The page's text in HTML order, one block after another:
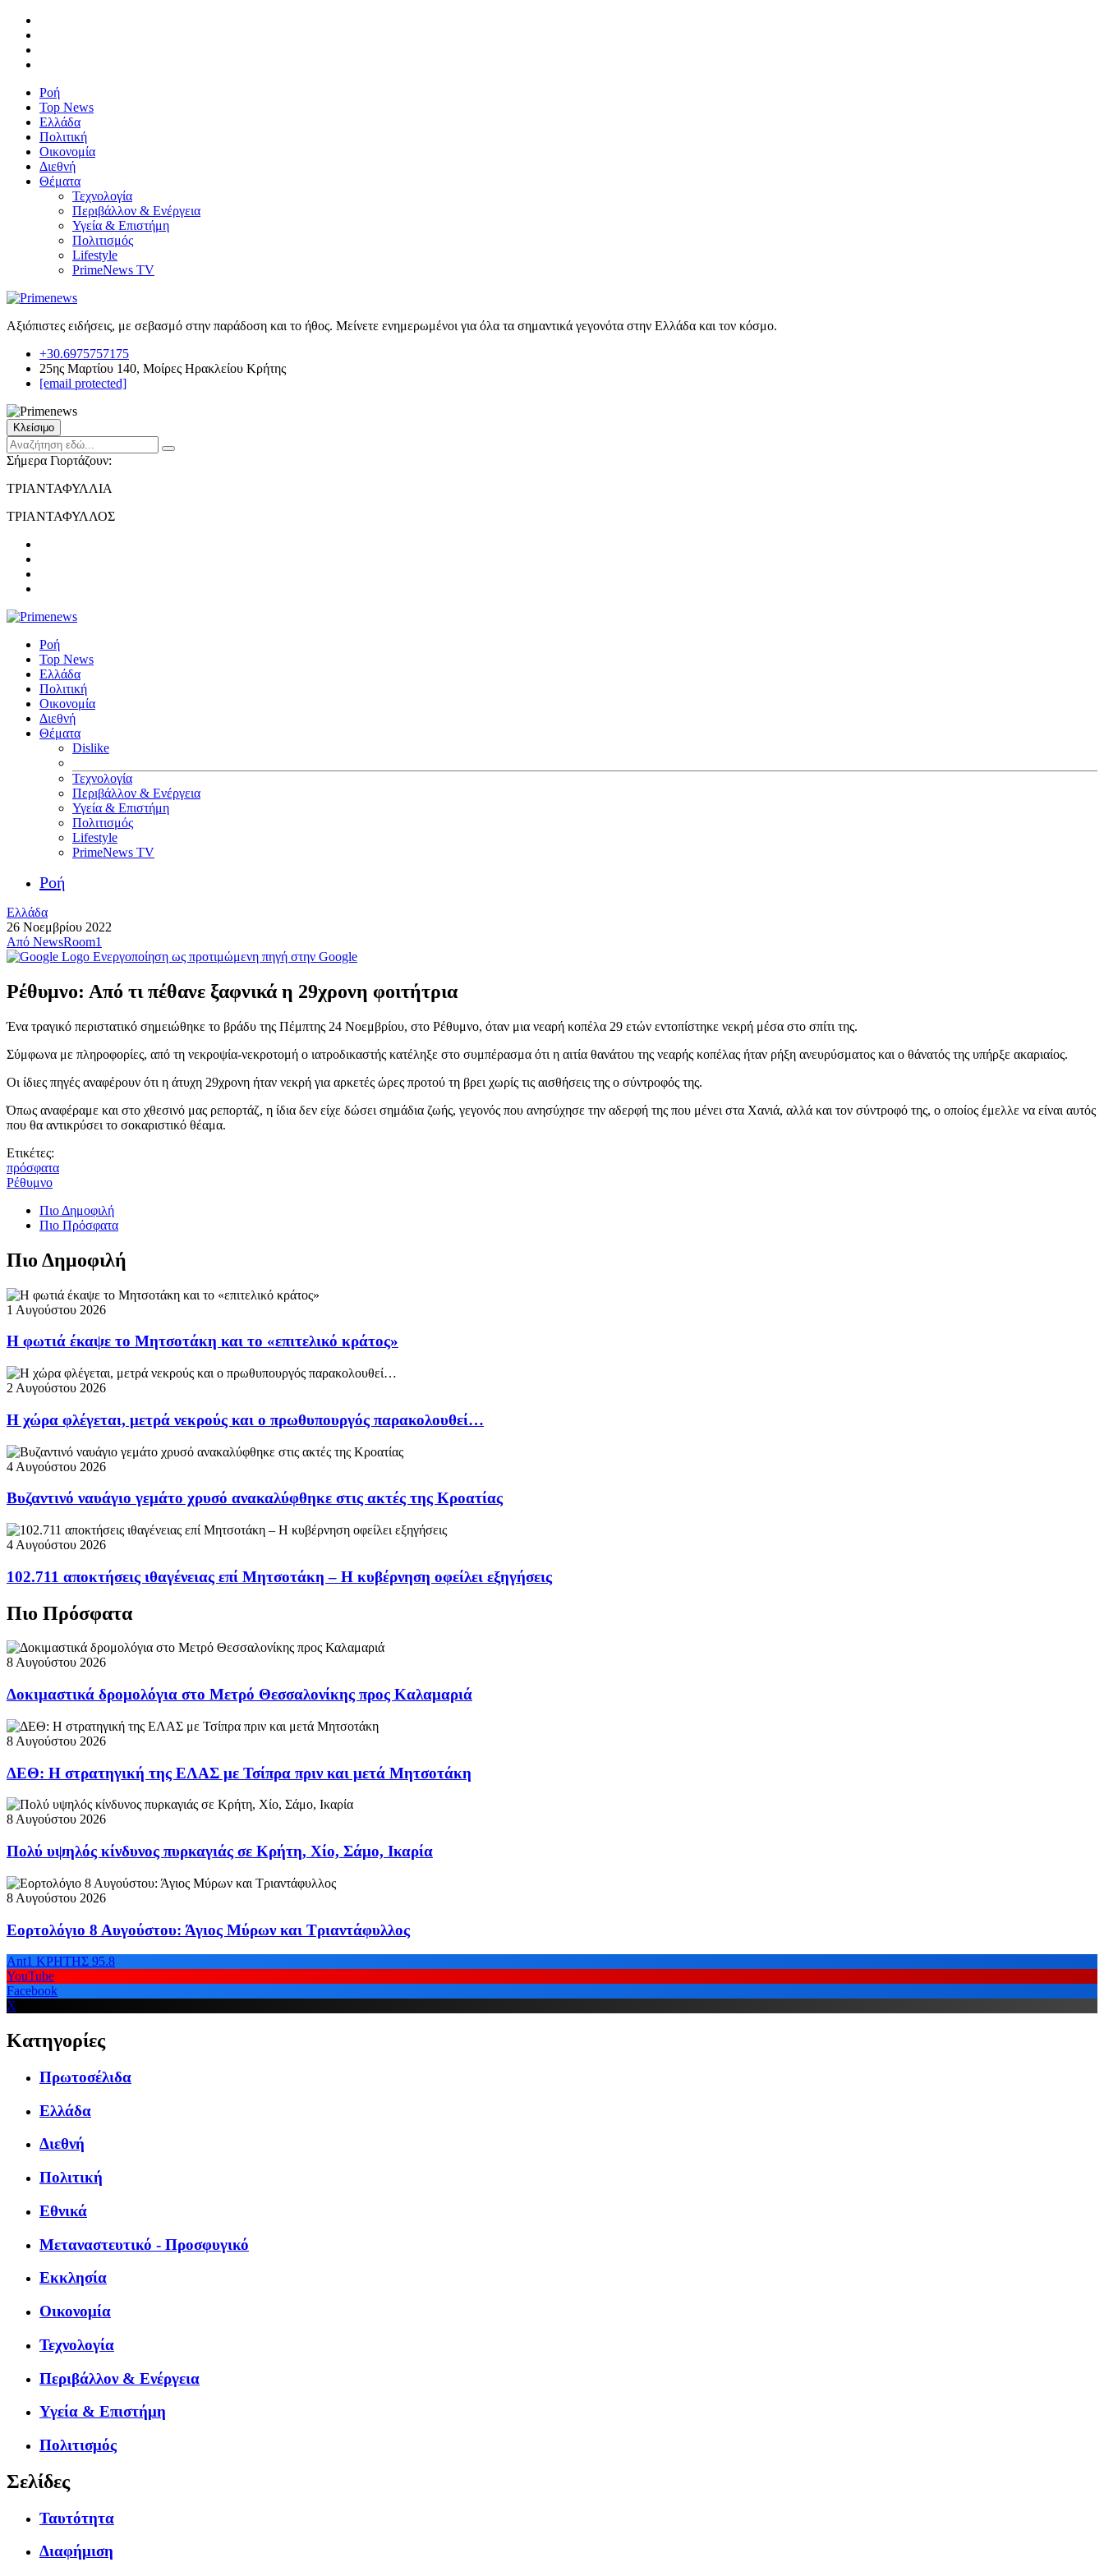
Ροή
Top News
Ελλάδα
Πολιτική
Οικονομία
Διεθνή
Θέματα
Τεχνολογία
Περιβάλλον & Ενέργεια
Υγεία & Επιστήμη
Πολιτισμός
Lifestyle
PrimeNews TV
Αξιόπιστες ειδήσεις, με σεβασμό στην παράδοση και το ήθος. Μείνετε ενημερωμένοι για όλα τα σημαντικά γεγονότα στην Ελλάδα και τον κόσμο.
+30.6975757175
25ης Μαρτίου 140, Μοίρες Ηρακλείου Κρήτης
[email protected]
Κλείσιμο
Σήμερα Γιορτάζουν:
ΤΡΙΑΝΤΑΦΥΛΛΙΑ
ΤΡΙΑΝΤΑΦΥΛΛΟΣ
Ροή
Top News
Ελλάδα
Πολιτική
Οικονομία
Διεθνή
Θέματα
Dislike
Τεχνολογία
Περιβάλλον & Ενέργεια
Υγεία & Επιστήμη
Πολιτισμός
Lifestyle
PrimeNews TV
Ροή
Ελλάδα
26 Νοεμβρίου 2022
Από NewsRoom1
Ενεργοποίηση ως προτιμώμενη πηγή στην Google
Ρέθυμνο: Από τι πέθανε ξαφνικά η 29χρονη φοιτήτρια
Ένα τραγικό περιστατικό σημειώθηκε το βράδυ της Πέμπτης 24 Νοεμβρίου, στο Ρέθυμνο, όταν μια νεαρή κοπέλα 29 ετών εντοπίστηκε νεκρή μέσα στο σπίτι της.
Σύμφωνα με πληροφορίες, από τη νεκροψία-νεκροτομή ο ιατροδικαστής κατέληξε στο συμπέρασμα ότι η αιτία θανάτου της νεαρής κοπέλας ήταν ρήξη ανευρύσματος και ο θάνατός της υπήρξε ακαριαίος.
Οι ίδιες πηγές αναφέρουν ότι η άτυχη 29χρονη ήταν νεκρή για αρκετές ώρες προτού τη βρει χωρίς τις αισθήσεις της ο σύντροφός της.
Όπως αναφέραμε και στο χθεσινό μας ρεπορτάζ, η ίδια δεν είχε δώσει σημάδια ζωής, γεγονός που ανησύχησε την αδερφή της που μένει στα Χανιά, αλλά και τον σύντροφό της, ο οποίος έμελλε να είναι αυτός
που θα αντικρύσει το σοκαριστικό θέαμα.
Ετικέτες:
πρόσφατα
Ρέθυμνο
Πιο Δημοφιλή
Πιο Πρόσφατα
Πιο Δημοφιλή
1 Αυγούστου 2026
Η φωτιά έκαψε το Μητσοτάκη και το «επιτελικό κράτος»
2 Αυγούστου 2026
Η χώρα φλέγεται, μετρά νεκρούς και ο πρωθυπουργός παρακολουθεί…
4 Αυγούστου 2026
Βυζαντινό ναυάγιο γεμάτο χρυσό ανακαλύφθηκε στις ακτές της Κροατίας
4 Αυγούστου 2026
102.711 αποκτήσεις ιθαγένειας επί Μητσοτάκη – Η κυβέρνηση οφείλει εξηγήσεις
Πιο Πρόσφατα
8 Αυγούστου 2026
Δοκιμαστικά δρομολόγια στο Μετρό Θεσσαλονίκης προς Καλαμαριά
8 Αυγούστου 2026
ΔΕΘ: Η στρατηγική της ΕΛΑΣ με Τσίπρα πριν και μετά Μητσοτάκη
8 Αυγούστου 2026
Πολύ υψηλός κίνδυνος πυρκαγιάς σε Κρήτη, Χίο, Σάμο, Ικαρία
8 Αυγούστου 2026
Εορτολόγιο 8 Αυγούστου: Άγιος Μύρων και Τριαντάφυλλος
Ant1 ΚΡΗΤΗΣ 95.8
YouTube
Facebook
X
Κατηγορίες
Πρωτοσέλιδα
Ελλάδα
Διεθνή
Πολιτική
Εθνικά
Μεταναστευτικό - Προσφυγικό
Εκκλησία
Οικονομία
Τεχνολογία
Περιβάλλον & Ενέργεια
Υγεία & Επιστήμη
Πολιτισμός
Σελίδες
Ταυτότητα
Διαφήμιση